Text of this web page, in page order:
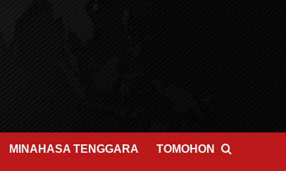
MINAHASA TENGGARA TOMOHON